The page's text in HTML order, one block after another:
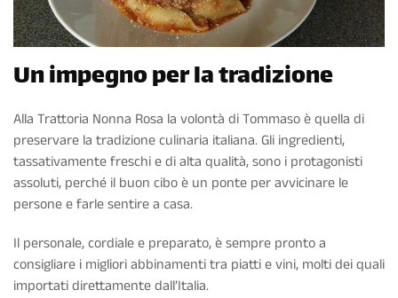
Un impegno per la tradizione
Alla Trattoria Nonna Rosa la volontà di Tommaso è quella di
preservare la tradizione culinaria italiana. Gli ingredienti,
tassativamente freschi e di alta qualità, sono i protagonisti
assoluti, perché il buon cibo è un ponte per avvicinare le
persone e farle sentire a casa.
Il personale, cordiale e preparato, è sempre pronto a
consigliare i migliori abbinamenti tra piatti e vini, molti dei quali
importati direttamente dall’Italia.